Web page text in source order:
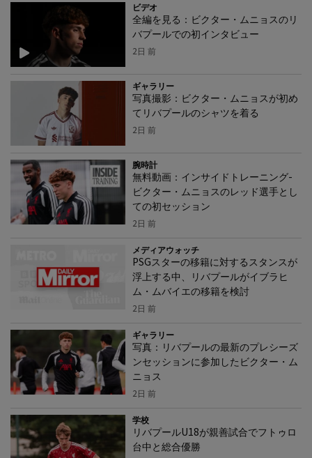
ビデオ
全編を見る：ビクター・ムニョスのリ
バプールでの初インタビュー
2日 前
ギャラリー
写真撮影：ビクター・ムニョスが初め
てリバプールのシャツを着る
2日 前
腕時計
無料動画：インサイドトレーニング-
ビクター・ムニョスのレッド選手とし
ての初セッション
2日 前
メディアウォッチ
PSGスターの移籍に対するスタンスが
浮上する中、リバプールがイブラヒ
ム・ムバイエの移籍を検討
2日 前
ギャラリー
写真：リバプールの最新のプレシーズ
ンセッションに参加したビクター・ム
ニョス
2日 前
学校
リバプールU18が親善試合でフトゥロ
台中と総合優勝